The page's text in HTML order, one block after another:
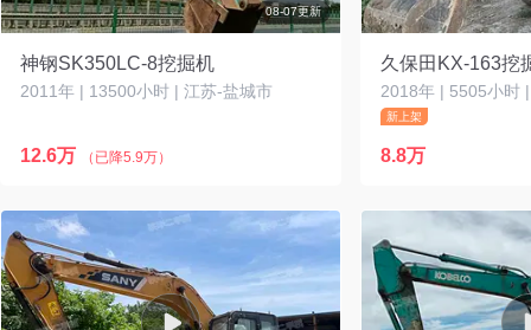
08-07更新
神钢SK350LC-8挖掘机
2011年 | 13500小时 | 江苏-盐城市
12.6万 （已降5.9万）
久保田KX-163挖
2018年 | 5505小时
新上架
8.8万